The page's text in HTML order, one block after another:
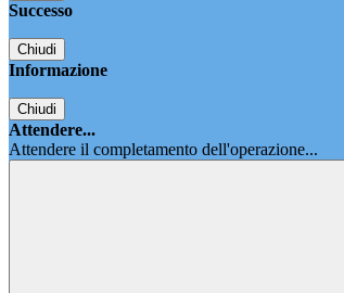
Successo
Chiudi
Informazione
Chiudi
Attendere...
Attendere il completamento dell'operazione...